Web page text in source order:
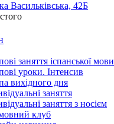
Васильківська, 42Б
заняття іспанської мови
уроки. Інтенсив
вихідного дня
заняття
заняття з носієм
клуб